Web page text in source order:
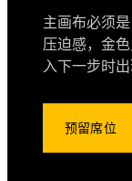
主画布必须
压迫感，金
入下一步时出
预留席位